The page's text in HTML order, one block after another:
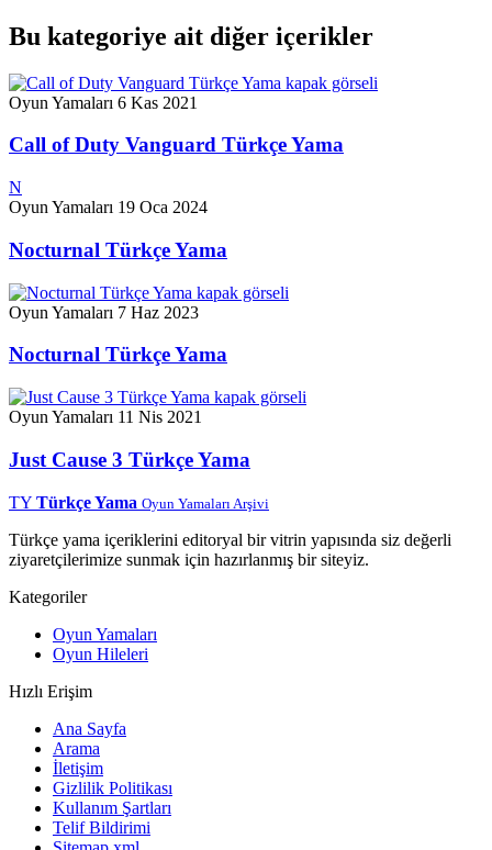
Bu kategoriye ait diğer içerikler
Oyun Yamaları 6 Kas 2021
Call of Duty Vanguard Türkçe Yama
N
Oyun Yamaları 19 Oca 2024
Nocturnal Türkçe Yama
Oyun Yamaları 7 Haz 2023
Nocturnal Türkçe Yama
Oyun Yamaları 11 Nis 2021
Just Cause 3 Türkçe Yama
TY Türkçe Yama Oyun Yamaları Arşivi
Türkçe yama içeriklerini editoryal bir vitrin yapısında siz değerli
ziyaretçilerimize sunmak için hazırlanmış bir siteyiz.
Kategoriler
Oyun Yamaları
Oyun Hileleri
Hızlı Erişim
Ana Sayfa
Arama
İletişim
Gizlilik Politikası
Kullanım Şartları
Telif Bildirimi